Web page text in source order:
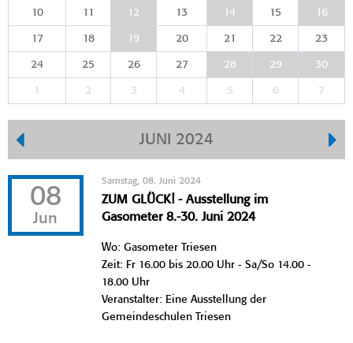
10 11 12 13 14 15 16
17 18 19 20 21 22 23
24 25 26 27 28 29 30
1 2 3 4 5 6 7
JUNI 2024
08
Jun
Samstag, 08. Juni 2024
ZUM GLÜCK! - Ausstellung im
Gasometer 8.-30. Juni 2024
Wo: Gasometer Triesen
Zeit: Fr 16.00 bis 20.00 Uhr - Sa/So 14.00 -
18.00 Uhr
Veranstalter: Eine Ausstellung der
Gemeindeschulen Triesen